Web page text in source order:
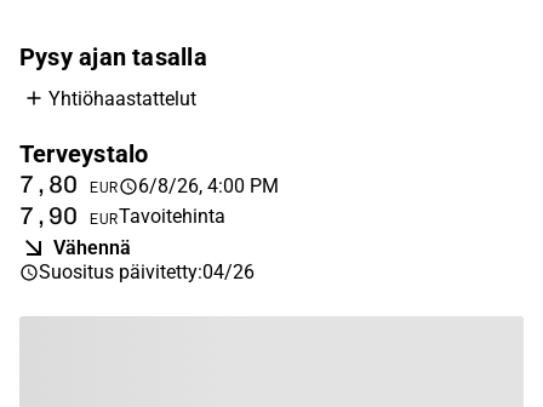
Pysy ajan tasalla
Yhtiöhaastattelut
Terveystalo
7,80 EUR 6/8/26, 4:00 PM
7,90 EURTavoitehinta
Vähennä
Suositus päivitetty:04/26